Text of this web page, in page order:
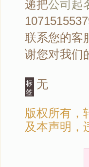
递把公司起
联系您的客
谢您对我们
标
签
无
版权所有，
及本声明，